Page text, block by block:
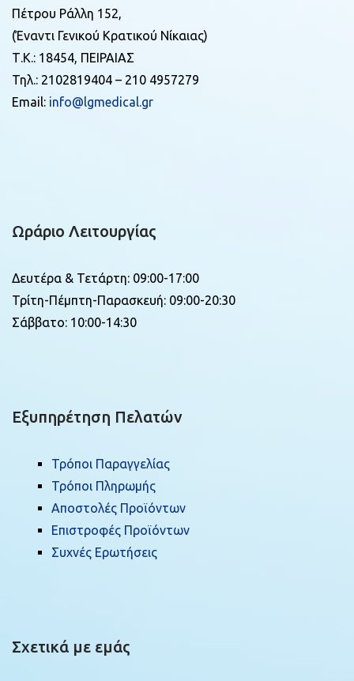
Πέτρου Ράλλη 152,
(Έναντι Γενικού Κρατικού Νίκαιας)
Τ.Κ.: 18454, ΠΕΙΡΑΙΑΣ
Τηλ.: 2102819404 – 210 4957279
Email: info@lgmedical.gr
Ωράριο Λειτουργίας
Δευτέρα & Τετάρτη: 09:00-17:00
Τρίτη-Πέμπτη-Παρασκευή: 09:00-20:30
Σάββατο: 10:00-14:30
Εξυπηρέτηση Πελατών
Τρόποι Παραγγελίας
Τρόποι Πληρωμής
Αποστολές Προϊόντων
Επιστροφές Προϊόντων
Συχνές Ερωτήσεις
Σχετικά με εμάς